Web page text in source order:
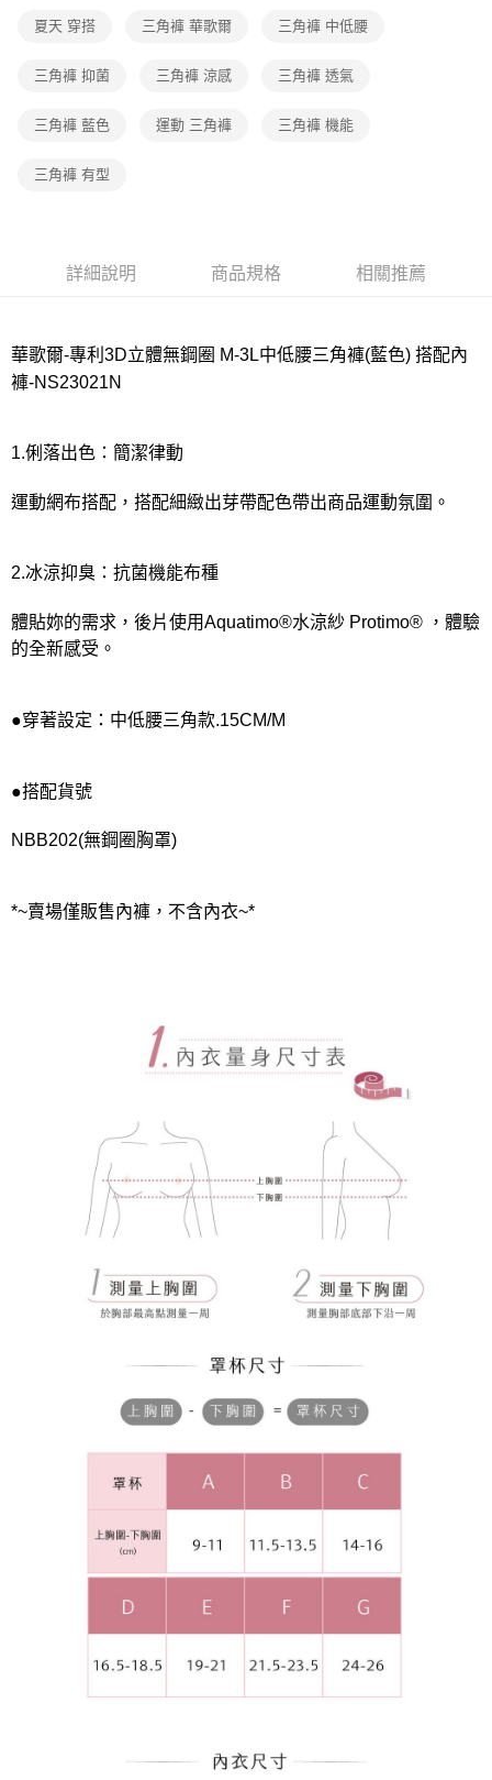
7-11取貨付款
付款後7-11取貨
每筆NT$80，滿NT$1,000(含以上)免運費
每筆NT$80，滿NT$1,000(含以上)免運費
夏天 穿搭 三角褲 華歌爾 三角褲 中低腰
三角褲 抑菌 三角褲 涼感 三角褲 透氣
三角褲 藍色 運動 三角褲 三角褲 機能
三角褲 有型
詳細說明 商品規格 相關推薦
華歌爾-專利3D立體無鋼圈 M-3L中低腰三角褲(藍色) 搭配內
褲-NS23021N
1.俐落出色：簡潔律動
運動網布搭配，搭配細緻出芽帶配色帶出商品運動氛圍。
2.冰涼抑臭：抗菌機能布種
體貼妳的需求，後片使用Aquatimo®水涼紗 Protimo® ，體驗
的全新感受。
●穿著設定：中低腰三角款.15CM/M
●搭配貨號
NBB202(無鋼圈胸罩)
*~賣場僅販售內褲，不含內衣~*